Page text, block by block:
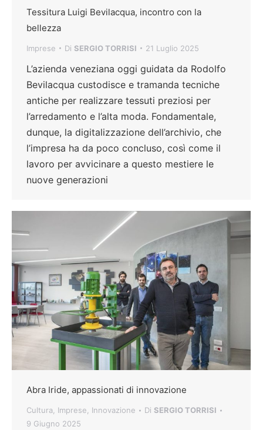
Tessitura Luigi Bevilacqua, incontro con la
bellezza
Imprese Di SERGIO TORRISI 21 Luglio 2025
L’azienda veneziana oggi guidata da Rodolfo
Bevilacqua custodisce e tramanda tecniche
antiche per realizzare tessuti preziosi per
l’arredamento e l’alta moda. Fondamentale,
dunque, la digitalizzazione dell’archivio, che
l’impresa ha da poco concluso, così come il
lavoro per avvicinare a questo mestiere le
nuove generazioni
Abra Iride, appassionati di innovazione
Cultura Imprese Innovazione Di SERGIO TORRISI
9 Giugno 2025